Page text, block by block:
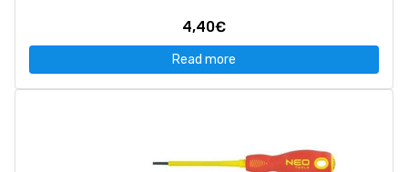
4,40€
Read more